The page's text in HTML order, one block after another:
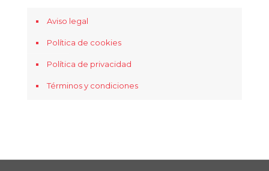
Aviso legal
Política de cookies
Política de privacidad
Términos y condiciones